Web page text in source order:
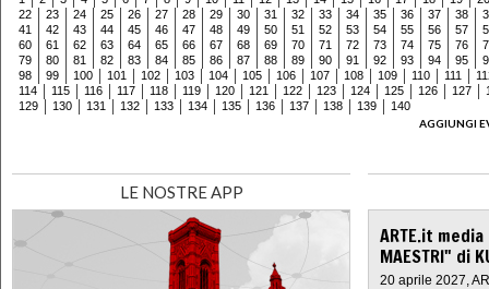
22
23 24 25 26 27 28 29 30 31 32 33 34 35 36 37 38
41
42 43 44 45 46 47 48 49 50 51 52 53 54 55 56 57
60
61 62 63 64 65 66 67 68 69 70 71 72 73 74 75 76
79
80 81 82 83 84 85 86 87 88 89 90 91 92 93 94 95
98
99 100 101 102 103 104 105 106 107 108 109 110 111
114
115 116 117 118 119 120 121 122 123 124 125 126 127
129
130 131 132 133 134 135 136 137 138 139
140
AGGIUNGI
LE NOSTRE APP
ARTE.it
MAESTRI" di
20 aprile 2027,